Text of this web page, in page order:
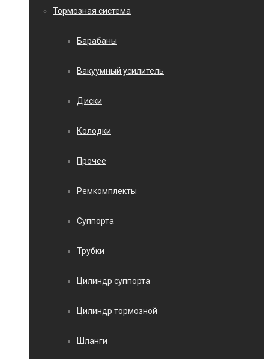
Тормозная система
Барабаны
Вакуумный усилитель
Диски
Колодки
Прочее
Ремкомплекты
Суппорта
Трубки
Цилиндр суппорта
Цилиндр тормозной
Шланги